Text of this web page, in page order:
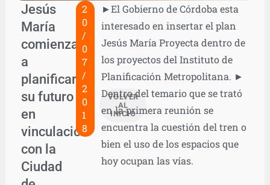
Jesús
María
comienza
a
planificar
su futuro
en
vinculación
con la
Ciudad
2
0
/
0
7
/
2
0
1
8
VOLVER
AL
INICIO
►El Gobierno de Córdoba esta
interesado en insertar el plan
Jesús María Proyecta dentro de
los proyectos del Instituto de
Planificación Metropolitana. ►
Dentro del temario que se trató
en la primera reunión se
encuentra la cuestión del tren o
bien el uso de los espacios que
hoy ocupan las vías.